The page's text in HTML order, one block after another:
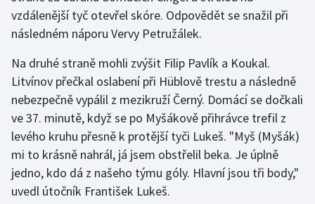
Vodní slalom
Volejbal
Ostatní
vzdálenější tyč otevřel skóre. Odpovědět se snažil při
následném náporu Vervy Petružálek.
Na druhé straně mohli zvýšit Filip Pavlík a Koukal.
Litvínov přečkal oslabení při Hüblově trestu a následně
nebezpečně vypálil z mezikruží Černý. Domácí se dočkali
ve 37. minutě, když se po Myšákově přihrávce trefil z
levého kruhu přesně k protější tyči Lukeš. "Myš (Myšák)
mi to krásně nahrál, já jsem obstřelil beka. Je úplně
jedno, kdo dá z našeho týmu góly. Hlavní jsou tři body,"
uvedl útočník František Lukeš.